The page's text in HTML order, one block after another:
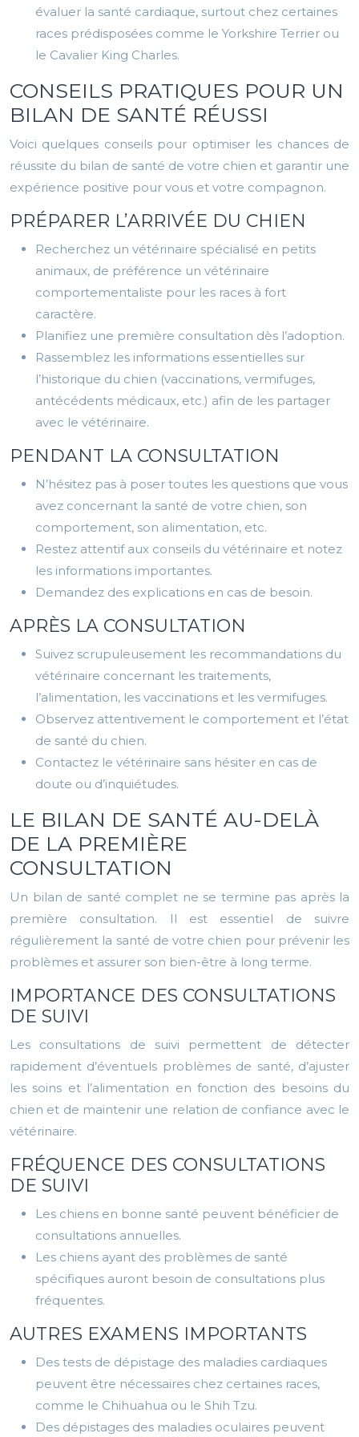
évaluer la santé cardiaque, surtout chez certaines
races prédisposées comme le Yorkshire Terrier ou
le Cavalier King Charles.
CONSEILS PRATIQUES POUR UN
BILAN DE SANTÉ RÉUSSI
Voici quelques conseils pour optimiser les chances de
réussite du bilan de santé de votre chien et garantir une
expérience positive pour vous et votre compagnon.
PRÉPARER L’ARRIVÉE DU CHIEN
Recherchez un vétérinaire spécialisé en petits
animaux, de préférence un vétérinaire
comportementaliste pour les races à fort
caractère.
Planifiez une première consultation dès l’adoption.
Rassemblez les informations essentielles sur
l’historique du chien (vaccinations, vermifuges,
antécédents médicaux, etc.) afin de les partager
avec le vétérinaire.
PENDANT LA CONSULTATION
N’hésitez pas à poser toutes les questions que vous
avez concernant la santé de votre chien, son
comportement, son alimentation, etc.
Restez attentif aux conseils du vétérinaire et notez
les informations importantes.
Demandez des explications en cas de besoin.
APRÈS LA CONSULTATION
Suivez scrupuleusement les recommandations du
vétérinaire concernant les traitements,
l’alimentation, les vaccinations et les vermifuges.
Observez attentivement le comportement et l’état
de santé du chien.
Contactez le vétérinaire sans hésiter en cas de
doute ou d’inquiétudes.
LE BILAN DE SANTÉ AU-DELÀ
DE LA PREMIÈRE
CONSULTATION
Un bilan de santé complet ne se termine pas après la
première consultation. Il est essentiel de suivre
régulièrement la santé de votre chien pour prévenir les
problèmes et assurer son bien-être à long terme.
IMPORTANCE DES CONSULTATIONS
DE SUIVI
Les consultations de suivi permettent de détecter
rapidement d’éventuels problèmes de santé, d’ajuster
les soins et l’alimentation en fonction des besoins du
chien et de maintenir une relation de confiance avec le
vétérinaire.
FRÉQUENCE DES CONSULTATIONS
DE SUIVI
Les chiens en bonne santé peuvent bénéficier de
consultations annuelles.
Les chiens ayant des problèmes de santé
spécifiques auront besoin de consultations plus
fréquentes.
AUTRES EXAMENS IMPORTANTS
Des tests de dépistage des maladies cardiaques
peuvent être nécessaires chez certaines races,
comme le Chihuahua ou le Shih Tzu.
Des dépistages des maladies oculaires peuvent